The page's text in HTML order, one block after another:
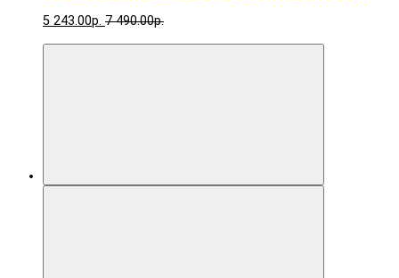
5 243.00р. 7 490.00р.